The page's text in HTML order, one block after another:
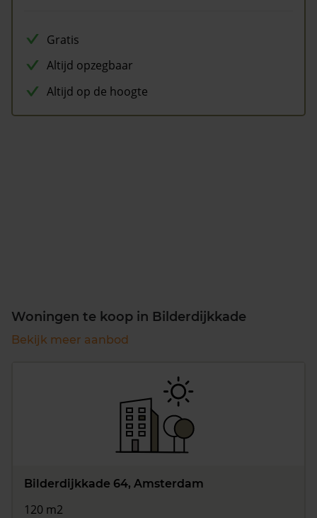
Gratis
Altijd opzegbaar
Altijd op de hoogte
Woningen te koop in Bilderdijkkade
Bekijk meer aanbod
Bilderdijkkade 64, Amsterdam
120 m2